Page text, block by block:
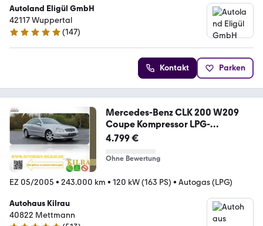
Autoland Eligül GmbH
42117 Wuppertal
4.9 Sterne
(147)
Kontakt Parken
Mercedes-Benz CLK 200 W209
Coupe Kompressor LPG-
Gasanlage
4.799 €
Ohne Bewertung
EZ 05/2005 • 243.000 km • 120 kW (163 PS) • Autogas (LPG)
Autohaus Kilrau
40822 Mettmann